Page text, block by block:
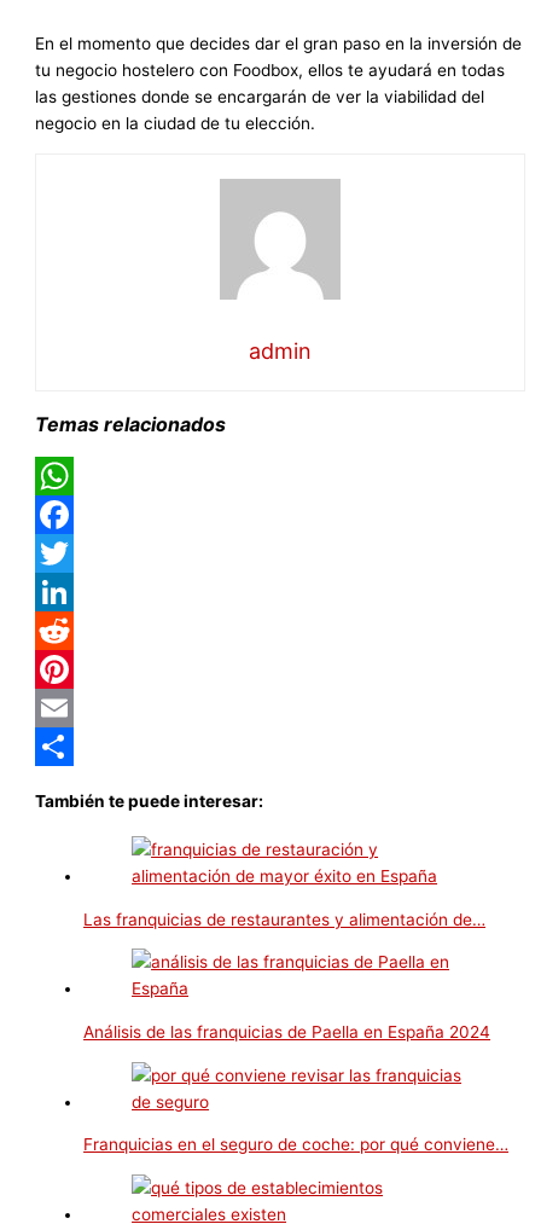
En el momento que decides dar el gran paso en la inversión de
tu negocio hostelero con Foodbox, ellos te ayudará en todas
las gestiones donde se encargarán de ver la viabilidad del
negocio en la ciudad de tu elección.
admin
Temas relacionados
WhatsApp
Facebook
Twitter
LinkedIn
Reddit
Pinterest
Email
También te puede interesar:
Las franquicias de restaurantes y alimentación de…
Análisis de las franquicias de Paella en España 2024
Franquicias en el seguro de coche: por qué conviene…